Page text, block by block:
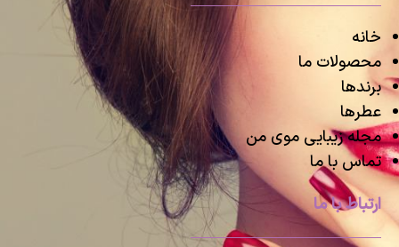
خانه
محصولات ما
برندها
عطرها
مجله زیبایی موی من
تماس با ما
ارتباط با ما